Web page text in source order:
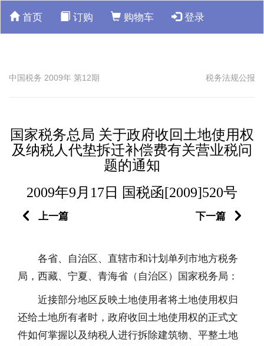
首页 订购 购物车 登录
中国税务 2009年 第12期 税务法规公报
国家税务总局 关于政府收回土地使用权
及纳税人代垫拆迁补偿费有关营业税问
题的通知
2009年9月17日 国税函[2009]520号
上一篇 下一篇
各省、自治区、直辖市和计划单列市地方税务
局，西藏、宁夏、青海省（自治区）国家税务局：
近接部分地区反映土地使用者将土地使用权归
还给土地所有者时，政府收回土地使用权的正式文
件如何掌握以及纳税人进行拆除建筑物、平整土地